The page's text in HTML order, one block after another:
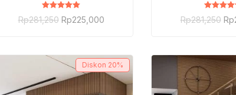
Dinilai
5.00
Rp281,250 Rp225,000
Dinilai
5.00
Rp281,250 Rp
Diskon 20%